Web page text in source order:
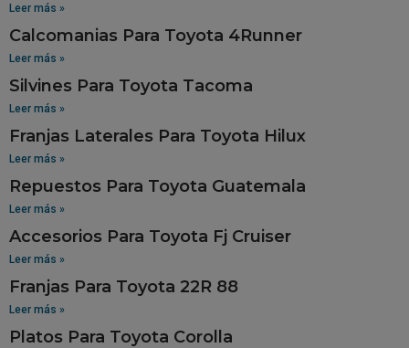
Leer más »
Calcomanias Para Toyota 4Runner
Leer más »
Silvines Para Toyota Tacoma
Leer más »
Franjas Laterales Para Toyota Hilux
Leer más »
Repuestos Para Toyota Guatemala
Leer más »
Accesorios Para Toyota Fj Cruiser
Leer más »
Franjas Para Toyota 22R 88
Leer más »
Platos Para Toyota Corolla